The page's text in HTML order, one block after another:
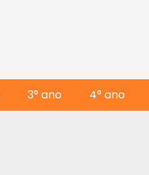
3° ano 4° ano